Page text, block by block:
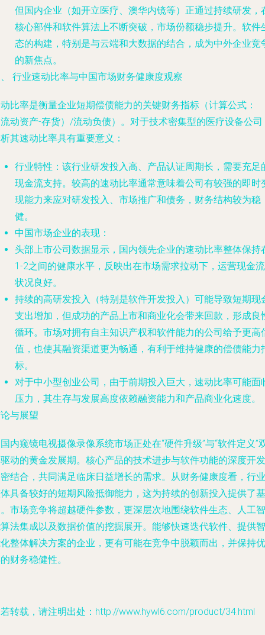
但国内企业（如开立医疗、澳华内镜等）正通过持续研发，
核心部件和软件算法上不断突破，市场份额稳步提升。软件
态的构建，特别是与云端和大数据的结合，成为中外企业竞
的新焦点。
行业速动比率与中国市场财务健康度观察
比率是衡量企业短期偿债能力的关键财务指标（计算公式：
动资产-存货）/流动负债）。对于技术密集型的医疗设备公司
其速动比率具有重要意义：
行业特性 ：该行业研发投入高、产品认证周期长，需要充足
现金流支持。较高的速动比率通常意味着公司有较强的即时
现能力来应对研发投入、市场推广和债务，财务结构较为稳
健。
中国市场企业的表现 ：
头部上市公司数据显示，国内领先企业的速动比率整体保持
1-2之间的健康水平，反映出在市场需求拉动下，运营现金流
状况良好。
持续的高研发投入（特别是软件开发投入）可能导致短期现
支出增加，但成功的产品上市和商业化会带来回款，形成良
循环。市场对拥有自主知识产权和软件能力的公司给予更高
值，也使其融资渠道更为畅通，有利于维持健康的偿债能力
标。
对于中小型创业公司，由于前期投入巨大，速动比率可能面
压力，其生存与发展高度依赖融资能力和产品商业化速度。
与展望
内窥镜电视摄像录像系统市场正处在“硬件升级”与“软件定义”
动的黄金发展期。核心产品的技术进步与软件功能的深度开发
结合，共同满足临床日益增长的需求。从财务健康度看，行业
具备较好的短期风险抵御能力，这为持续的创新投入提供了基
市场竞争将超越硬件参数，更深层次地围绕软件生态、人工智
法集成以及数据价值的挖掘展开。能够快速迭代软件、提供智
整体解决方案的企业，更有可能在竞争中脱颖而出，并保持优
财务稳健性。
转载，请注明出处：http://www.hywl6.com/product/34.html